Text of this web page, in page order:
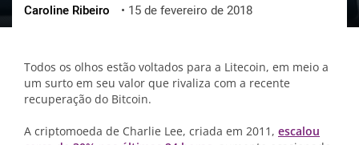
ქართული
Caroline Ribeiro • 15 de fevereiro de 2018
Todos os olhos estão voltados para a Litecoin, em meio a
um surto em seu valor que rivaliza com a recente
recuperação do Bitcoin.
A criptomoeda de Charlie Lee, criada em 2011, escalou